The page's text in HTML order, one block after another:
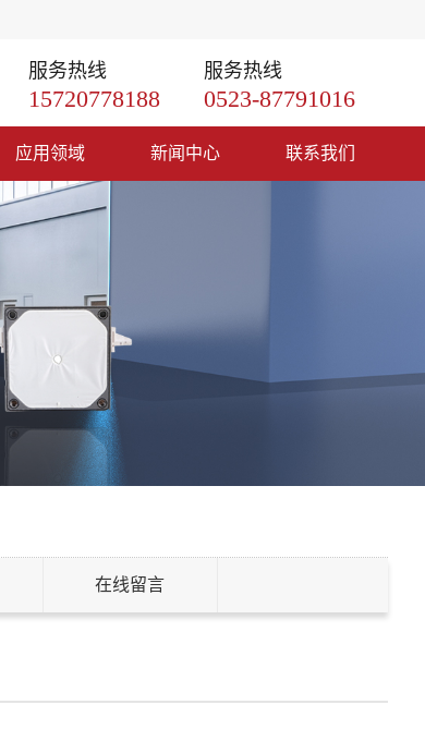
服务热线
15720778188
服务热线
0523-87791016
应用领域 新闻中心 联系我们
在线留言